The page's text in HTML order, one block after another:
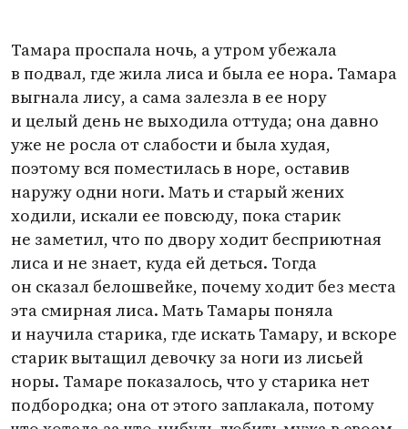
Тамара проспала ночь, а утром убежала
в подвал, где жила лиса и была ее нора. Тамара
выгнала лису, а сама залезла в ее нору
и целый день не выходила оттуда; она давно
уже не росла от слабости и была худая,
поэтому вся поместилась в норе, оставив
наружу одни ноги. Мать и старый жених
ходили, искали ее повсюду, пока старик
не заметил, что по двору ходит бесприютная
лиса и не знает, куда ей деться. Тогда
он сказал белошвейке, почему ходит без места
эта смирная лиса. Мать Тамары поняла
и научила старика, где искать Тамару, и вскоре
старик вытащил девочку за ноги из лисьей
норы. Тамаре показалось, что у старика нет
подбородка; она от этого заплакала, потому